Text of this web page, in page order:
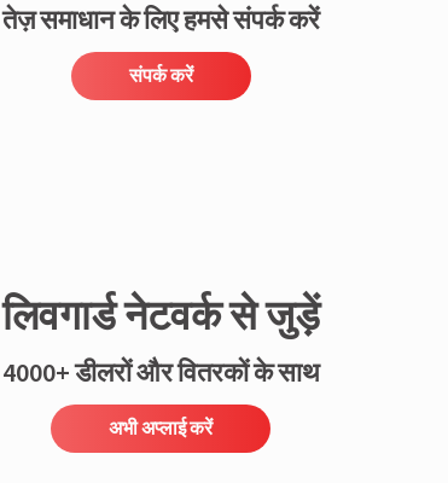
तेज़ समाधान के लिए हमसे संपर्क करें
संपर्क करें
लिवगार्ड नेटवर्क से जुड़ें
4000+ डीलरों और वितरकों के साथ
अभी अप्लाई करें